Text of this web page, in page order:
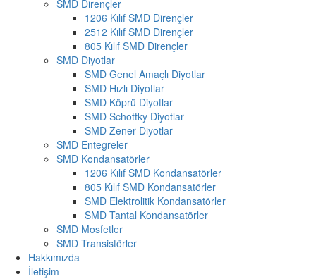
SMD Dirençler
1206 Kılıf SMD Dirençler
2512 Kılıf SMD Dirençler
805 Kılıf SMD Dirençler
SMD Diyotlar
SMD Genel Amaçlı Diyotlar
SMD Hızlı Diyotlar
SMD Köprü Diyotlar
SMD Schottky Diyotlar
SMD Zener Diyotlar
SMD Entegreler
SMD Kondansatörler
1206 Kılıf SMD Kondansatörler
805 Kılıf SMD Kondansatörler
SMD Elektrolitik Kondansatörler
SMD Tantal Kondansatörler
SMD Mosfetler
SMD Transistörler
Hakkımızda
İletişim